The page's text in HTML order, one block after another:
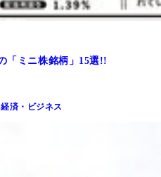
「ミニ株銘柄」15選!!
経済・ビジネス